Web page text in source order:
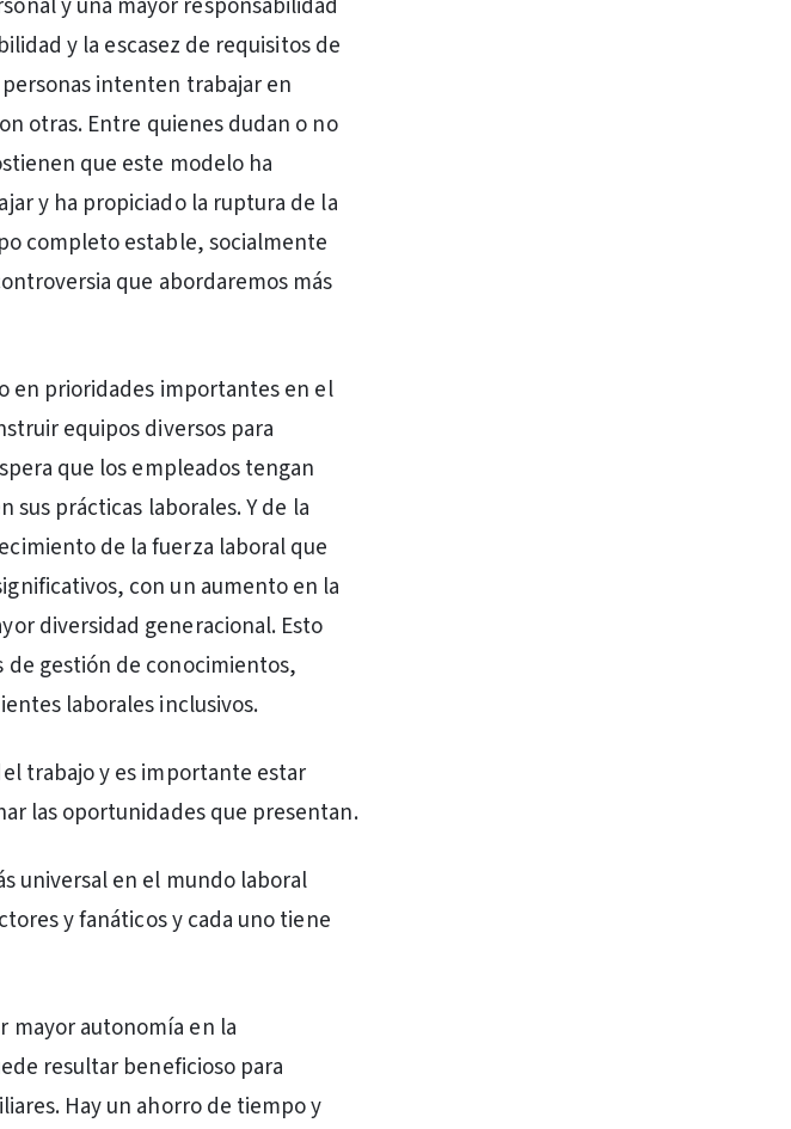
y una mayor responsabilidad
y la escasez de requisitos de
intenten trabajar en
otras. Entre quienes dudan o no
que este modelo ha
y ha propiciado la ruptura de la
completo estable, socialmente
que abordaremos más
en prioridades importantes en el
equipos diversos para
que los empleados tengan
sus prácticas laborales. Y de la
de la fuerza laboral que
con un aumento en la
diversidad generacional. Esto
gestión de conocimientos,
laborales inclusivos.
trabajo y es importante estar
las oportunidades que presentan.
universal en el mundo laboral
y fanáticos y cada uno tiene
mayor autonomía en la
resultar beneficioso para
Hay un ahorro de tiempo y